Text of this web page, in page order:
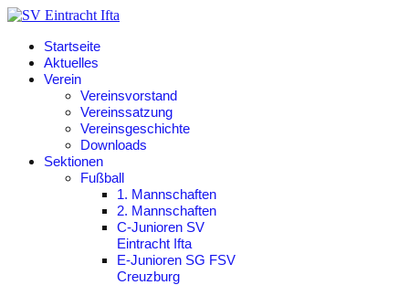
Startseite
Aktuelles
Verein
Vereinsvorstand
Vereinssatzung
Vereinsgeschichte
Downloads
Sektionen
Fußball
1. Mannschaften
2. Mannschaften
C-Junioren SV
Eintracht Ifta
E-Junioren SG FSV
Creuzburg